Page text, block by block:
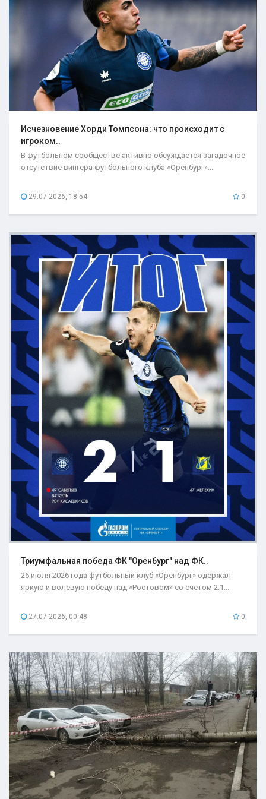
Исчезновение Хорди Томпсона: что происходит с
игроком..
В футбольном сообществе активно обсуждается загадочное
отсутствие вингера футбольного клуба «Оренбург»...
29.07.2026, 18:54 0
Триумфальная победа ФК "Оренбург" над ФК..
26 июля 2026 года футбольный клуб «Оренбург» одержал
яркую и волевую победу над «Ростовом» со счётом 2:1...
27.07.2026, 00:48 0